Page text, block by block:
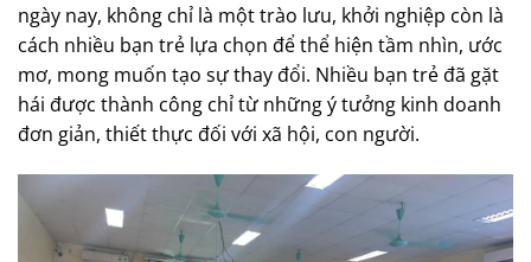
ngày nay, không chỉ là một trào lưu, khởi nghiệp còn là
cách nhiều bạn trẻ lựa chọn để thể hiện tầm nhìn, ước
mơ, mong muốn tạo sự thay đổi. Nhiều bạn trẻ đã gặt
hái được thành công chỉ từ những ý tưởng kinh doanh
đơn giản, thiết thực đối với xã hội, con người.